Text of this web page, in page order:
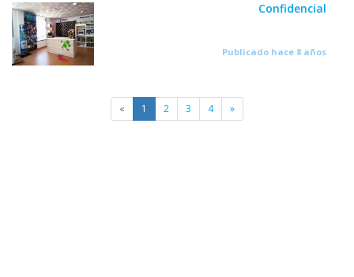
Confidencial
Publicado hace 8 años
« 1 2 3 4 »